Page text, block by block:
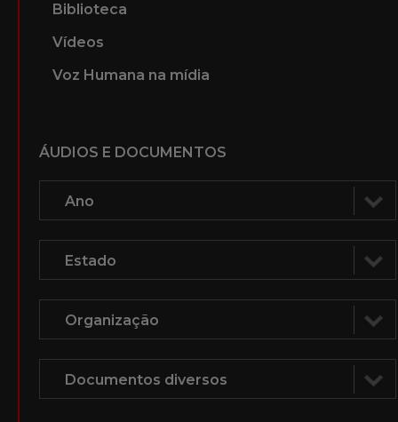
Biblioteca
Vídeos
Voz Humana na mídia
ÁUDIOS E DOCUMENTOS